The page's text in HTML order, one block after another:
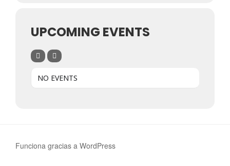
UPCOMING EVENTS
NO EVENTS
Funciona gracias a WordPress